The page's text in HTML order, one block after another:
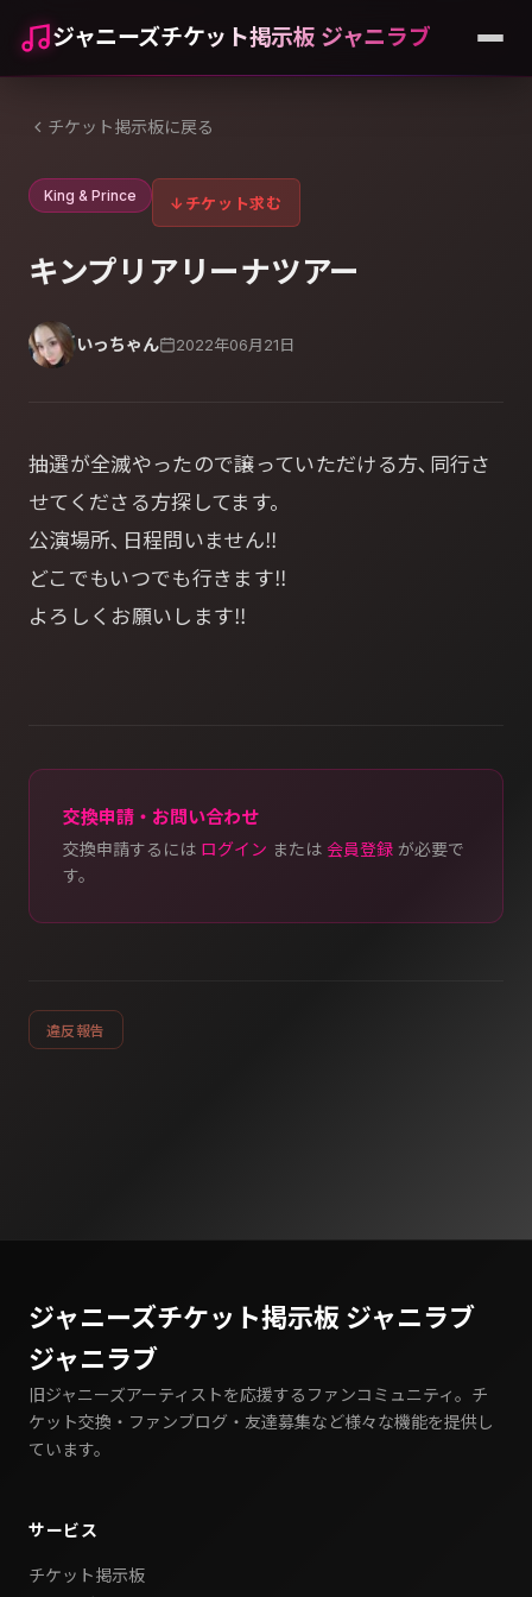
ジャニーズチケット掲示板 ジャニラブ
チケット掲示板に戻る
King & Prince ↓ チケット求む
キンプリアリーナツアー
いっちゃん 2022年06月21日
抽選が全滅やったので譲っていただける方､同行さ
せてくださる方探してます。
公演場所､日程問いません‼︎
どこでもいつでも行きます‼︎
よろしくお願いします‼︎
交換申請・お問い合わせ
交換申請するには ログイン または 会員登録 が必要で
す。
違反報告
ジャニーズチケット掲示板 ジャニラブ
ジャニラブ
旧ジャニーズアーティストを応援するファンコミュニティ。チ
ケット交換・ファンブログ・友達募集など様々な機能を提供し
ています。
サービス
チケット掲示板